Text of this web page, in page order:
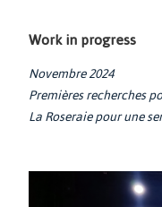
Work in progress
Novembre 2024
Premières recherches
La Roseraie pour une